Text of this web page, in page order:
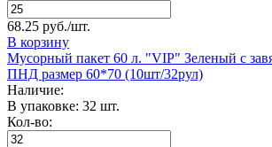
68.25 руб./шт.
В корзину
Мусорный пакет 60 л. "VIP" Зеленый с
ПНД размер 60*70 (10шт/32рул)
Наличие:
В упаковке: 32 шт.
Кол-во: